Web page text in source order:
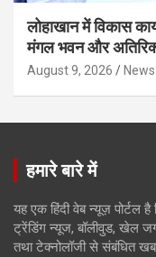
लोहाखान में विकास
मंगल भवन और अतिरिक्त
August 9, 2026
हमारे बारे में
यह एक हिंदी वेब न्यूज़ पोर्टल
ट्रेंडिंग न्यूज, बॉलीवुड, खेल
तथा टेक्नोलॉजी से संबंधित